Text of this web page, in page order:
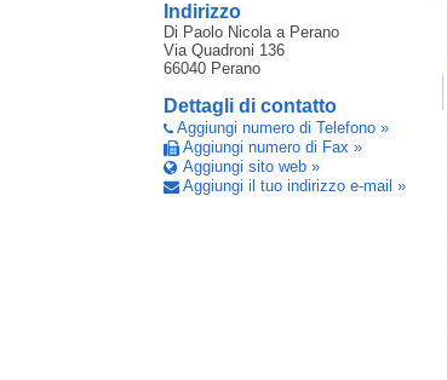
Indirizzo
Di Paolo Nicolaa Perano
Via Quadroni 136
66040 Perano
Dettagli di contatto
Aggiungi numero di Telefono »
Aggiungi numero di Fax »
Aggiungi sito web »
Aggiungi il tuo indirizzo e-mail »